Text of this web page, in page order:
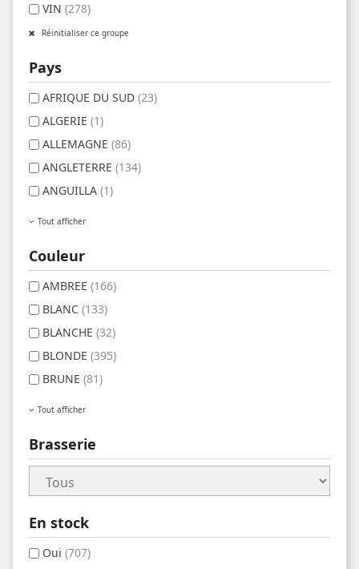
VIN (278)
Réinitialiser ce groupe
Pays
AFRIQUE DU SUD (23)
ALGERIE (1)
ALLEMAGNE (86)
ANGLETERRE (134)
ANGUILLA (1)
Tout afficher
Couleur
AMBREE (166)
BLANC (133)
BLANCHE (32)
BLONDE (395)
BRUNE (81)
Tout afficher
Brasserie
En stock
Oui (707)